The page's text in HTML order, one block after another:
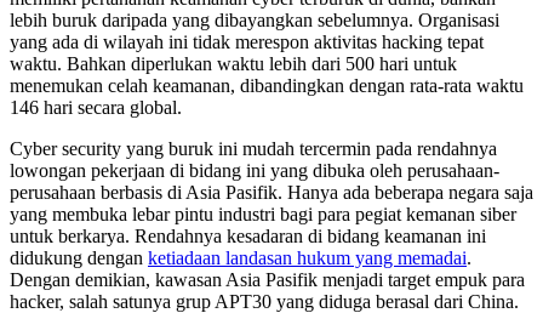
lebih buruk daripada yang dibayangkan sebelumnya. Organisasi
yang ada di wilayah ini tidak merespon aktivitas hacking tepat
waktu. Bahkan diperlukan waktu lebih dari 500 hari untuk
menemukan celah keamanan, dibandingkan dengan rata-rata waktu
146 hari secara global.
Cyber security yang buruk ini mudah tercermin pada rendahnya
lowongan pekerjaan di bidang ini yang dibuka oleh perusahaan-
perusahaan berbasis di Asia Pasifik. Hanya ada beberapa negara saja
yang membuka lebar pintu industri bagi para pegiat kemanan siber
untuk berkarya. Rendahnya kesadaran di bidang keamanan ini
didukung dengan ketiadaan landasan hukum yang memadai.
Dengan demikian, kawasan Asia Pasifik menjadi target empuk para
hacker, salah satunya grup APT30 yang diduga berasal dari China.